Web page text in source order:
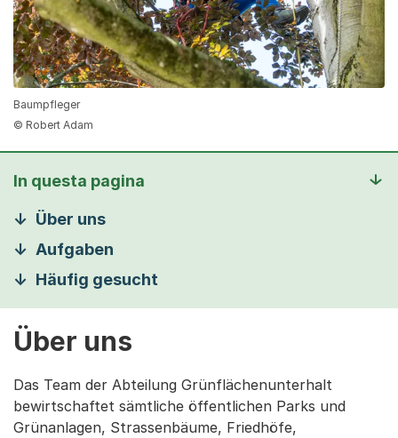
Baumpfleger
© Robert Adam
In questa pagina
Über uns
Aufgaben
Häufig gesucht
Über uns
Das Team der Abteilung Grünflächenunterhalt
bewirtschaftet sämtliche öffentlichen Parks und
Grünanlagen, Strassenbäume, Friedhöfe,